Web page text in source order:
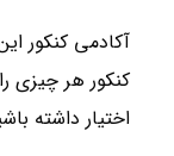
آکادمی کنکور
کنکور هر چیزی
اختیار داشته